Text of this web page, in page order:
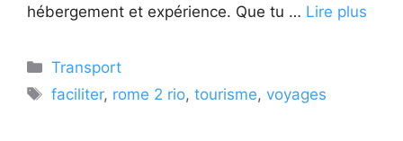
hébergement et expérience. Que tu … Lire plus
Catégories
Transport
Étiquettes
faciliter, rome 2 rio,tourisme,voyages